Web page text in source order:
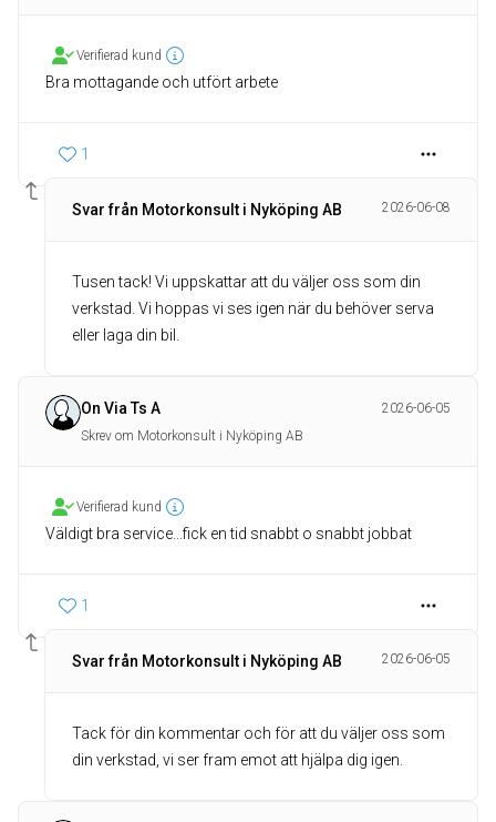
Verifierad kund
Bra mottagande och utfört arbete
1
Svar från Motorkonsult i Nyköping AB 2026-06-08
Tusen tack! Vi uppskattar att du väljer oss som din
verkstad. Vi hoppas vi ses igen när du behöver serva
eller laga din bil.
On Via Ts A
2026-06-05
Skrev om Motorkonsult i Nyköping AB
Verifierad kund
Väldigt bra service...fick en tid snabbt o snabbt jobbat
1
Svar från Motorkonsult i Nyköping AB 2026-06-05
Tack för din kommentar och för att du väljer oss som
din verkstad, vi ser fram emot att hjälpa dig igen.